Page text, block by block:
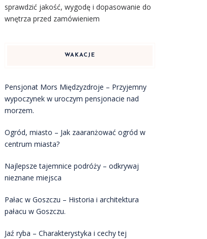
sprawdzić jakość, wygodę i dopasowanie do
wnętrza przed zamówieniem
WAKACJE
Pensjonat Mors Międzyzdroje – Przyjemny
wypoczynek w uroczym pensjonacie nad
morzem.
Ogród, miasto – Jak zaaranżować ogród w
centrum miasta?
Najlepsze tajemnice podróży – odkrywaj
nieznane miejsca
Pałac w Goszczu – Historia i architektura
pałacu w Goszczu.
Jaź ryba – Charakterystyka i cechy tej